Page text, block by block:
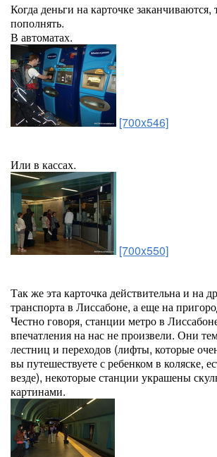
Когда деньги на карточке
пополнять.
В автоматах.
[700x546]
Или в кассах.
[700x550]
Так же эта карточка действительна и на
транспорта в Лиссабоне, а еще на
Честно говоря, станции метро в
впечатления на нас не произвели. Они
лестниц и переходов (лифты, которые
вы путешествуете с ребенком в коляске,
везде), некоторые станции украшены
картинами.